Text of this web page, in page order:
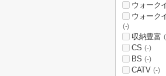
ウォーク
ウォーク
(-)
収納豊富
CS (-)
BS (-)
CATV (-)